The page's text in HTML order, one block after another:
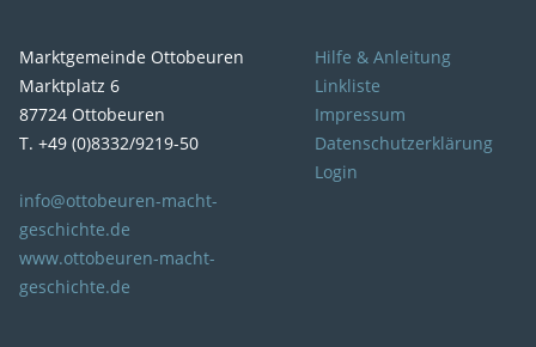
Marktgemeinde Ottobeuren
Marktplatz 6
87724 Ottobeuren
T. +49 (0)8332/9219-50
info@ottobeuren-macht-
geschichte.de
www.ottobeuren-macht-
geschichte.de
Hilfe & Anleitung
Linkliste
Impressum
Datenschutzerklärung
Login